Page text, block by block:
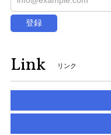
登録
Link リンク